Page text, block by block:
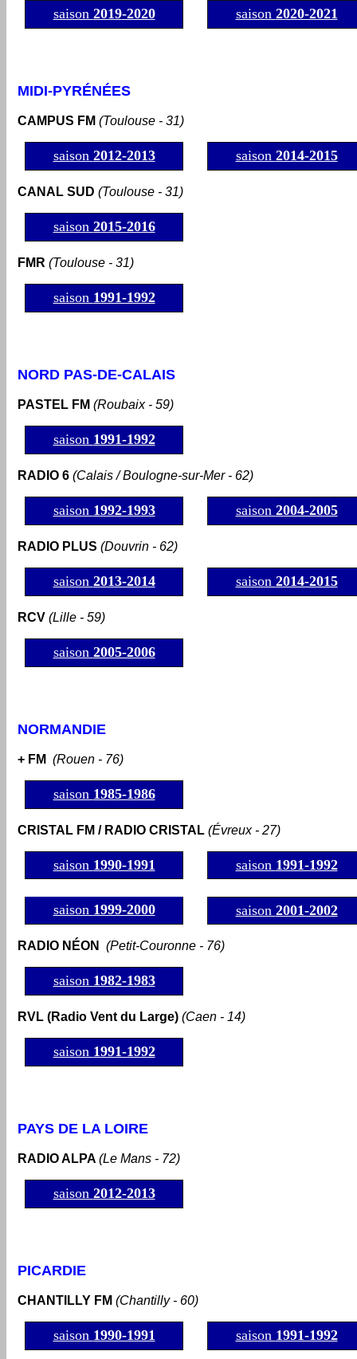
saison 2019-2020 saison 2020-2021
MIDI-PYRÉNÉES
CAMPUS FM (Toulouse - 31)
saison 2012-2013 saison 2014-2015
CANAL SUD (Toulouse - 31)
saison 2015-2016
FMR (Toulouse - 31)
saison 1991-1992
NORD PAS-DE-CALAIS
PASTEL FM (Roubaix - 59)
saison 1991-1992
RADIO 6 (Calais / Boulogne-sur-Mer - 62)
saison 1992-1993 saison 2004-2005
RADIO PLUS (Douvrin - 62)
saison 2013-2014 saison 2014-2015
RCV (Lille - 59)
saison 2005-2006
NORMANDIE
+ FM (Rouen - 76)
saison 1985-1986
CRISTAL FM / RADIO CRISTAL (Évreux - 27)
saison 1990-1991 saison 1991-1992
saison 1999-2000 saison 2001-2002
RADIO NÉON (Petit-Couronne - 76)
saison 1982-1983
RVL (Radio Vent du Large) (Caen - 14)
saison 1991-1992
PAYS DE LA LOIRE
RADIO ALPA (Le Mans - 72)
saison 2012-2013
PICARDIE
CHANTILLY FM (Chantilly - 60)
saison 1990-1991 saison 1991-1992